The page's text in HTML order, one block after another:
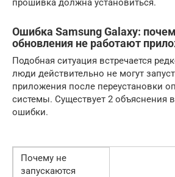
прошивка должна установиться.
Ошибка Samsung Galaxy:
обновления не работают
Подобная ситуация встречается
люди действительно не могут
приложения после переустановки
системы. Существует 2 объяснения
ошибки.
Почему не
запускаются